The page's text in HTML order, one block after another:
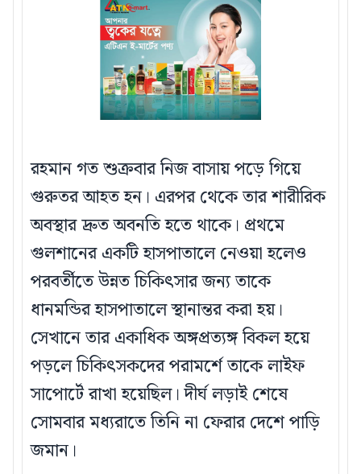
রহমান গত শুক্রবার নিজ বাসায় পড়ে গিয়ে
গুরুতর আহত হন। এরপর থেকে তার শারীরিক
অবস্থার দ্রুত অবনতি হতে থাকে। প্রথমে
গুলশানের একটি হাসপাতালে নেওয়া হলেও
পরবর্তীতে উন্নত চিকিৎসার জন্য তাকে
ধানমন্ডির হাসপাতালে স্থানান্তর করা হয়।
সেখানে তার একাধিক অঙ্গপ্রত্যঙ্গ বিকল হয়ে
পড়লে চিকিৎসকদের পরামর্শে তাকে লাইফ
সাপোর্টে রাখা হয়েছিল। দীর্ঘ লড়াই শেষে
সোমবার মধ্যরাতে তিনি না ফেরার দেশে পাড়ি
জমান।